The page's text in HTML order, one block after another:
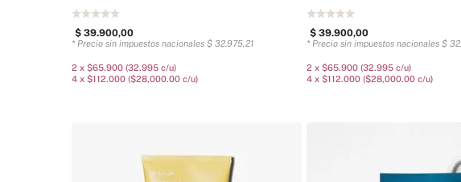
$ 39.900,00
* Precio sin impuestos nacionales $ 32.975, 21
2 x $65.900 (32.995 c/u)
4 x $112.000 ($28,000.00 c/u)
$ 39.900,00
* Precio sin impuestos nacionales $ 32
2 x $65.900 (32.995 c/u)
4 x $112.000 ($28,000.00 c/u)